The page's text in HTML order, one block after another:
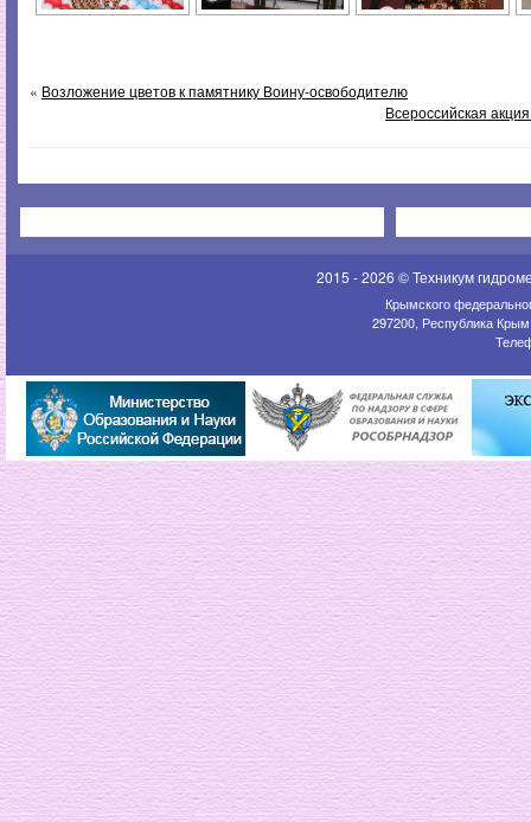
« Возложение цветов к памятнику Воину-освободителю
Всероссийская
2015 - 2026 © Техникум
Крымского
297200, Республика